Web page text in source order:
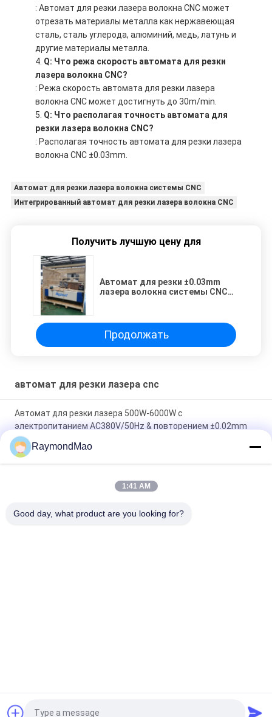
: Автомат для резки лазера волокна CNC может
отрезать материалы металла как нержавеющая
сталь, сталь углерода, алюминий, медь, латунь и
другие материалы металла.
Q: Что режа скорость автомата для резки
лазера волокна CNC?
: Режа скорость автомата для резки лазера
волокна CNC может достигнуть до 30m/min.
Q: Что располагая точность автомата для
резки лазера волокна CNC?
: Располагая точность автомата для резки лазера
волокна CNC ±0.03mm.
Автомат для резки лазера волокна системы CNC
Интегрированный автомат для резки лазера волокна CNC
Получить лучшую цену для
Автомат для резки ±0.03mm
лазера волокна системы CNC
Продолжать
автомат для резки лазера cnc
Автомат для резки лазера 500W-6000W с
электропитанием AC380V/50Hz & повторением ±0.02mm
располагая точность
Высокоскоростное 500W - автомат для резки лазера
6000W для ±0.03mm располагая точность
волокна КНК 2Кв
Лазерный
RaymondMao
1:41 AM
Good day, what product are you looking for?